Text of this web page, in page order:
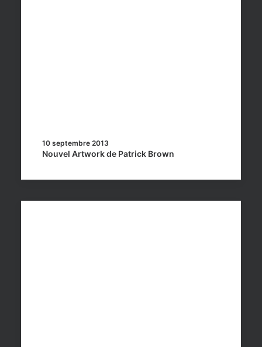
10 septembre 2013
Nouvel Artwork de Patrick Brown